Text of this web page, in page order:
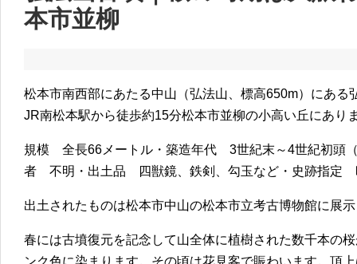
本市並柳
松本市南西部にあたる中山（弘法山、標高650m）にある
JR南松本駅から徒歩約15分松本市並柳の小高い丘にあり
規模 全長66メートル・築造年代 3世紀末～4世紀初頭
者 不明・出土品 四獣鏡、鉄剣、勾玉など・史跡指定
出土されたものは松本市中山の松本市立考古博物館に展
春には古墳復元を記念して山全体に植樹された数千本の